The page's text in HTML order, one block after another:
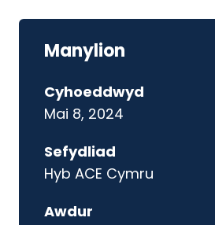
Manylion
Cyhoeddwyd
Mai 8, 2024
Sefydliad
Hyb ACE Cymru
Awdur